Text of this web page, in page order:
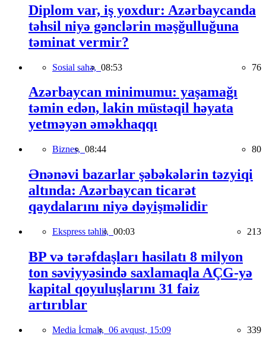
Diplom var, iş yoxdur: Azərbaycanda
təhsil niyə gənclərin məşğulluğuna
təminat vermir?
Sosial sahə, 08:53 76
Azərbaycan minimumu: yaşamağı
təmin edən, lakin müstəqil həyata
yetməyən əməkhaqqı
Biznes, 08:44 80
Ənənəvi bazarlar şəbəkələrin təzyiqi
altında: Azərbaycan ticarət
qaydalarını niyə dəyişməlidir
Ekspress təhlil, 00:03 213
BP və tərəfdaşları hasilatı 8 milyon
ton səviyyəsində saxlamaqla AÇG-yə
kapital qoyuluşlarını 31 faiz
artırıblar
Media İcmalı, 06 avqust, 15:09 339